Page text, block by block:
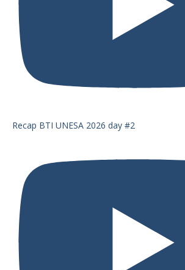
Recap BTI UNESA 2026 day #2